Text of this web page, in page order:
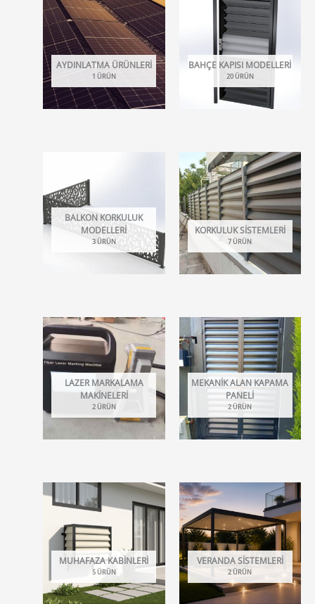
AYDINLATMA ÜRÜNLERI
1 ÜRÜN
BAHÇE KAPISI MODELLERI
20 ÜRÜN
BALKON KORKULUK
MODELLERI
3 ÜRÜN
KORKULUK SISTEMLERI
7 ÜRÜN
LAZER MARKALAMA
MAKINELERI
2 ÜRÜN
MEKANIK ALAN KAPAMA
PANELI
2 ÜRÜN
MUHAFAZA KABINLERI
5 ÜRÜN
VERANDA SISTEMLERI
2 ÜRÜN